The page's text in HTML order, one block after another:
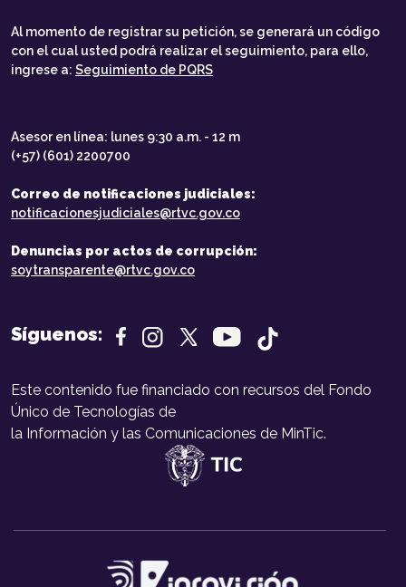
Al momento de registrar su petición, se generará un código
con el cual usted podrá realizar el seguimiento, para ello,
ingrese a: Seguimiento de PQRS
Asesor en línea: lunes 9:30 a.m. - 12 m
(+57) (601) 2200700
Correo de notificaciones judiciales:
notificacionesjudiciales@rtvc.gov.co
Denuncias por actos de corrupción:
soytransparente@rtvc.gov.co
Síguenos:
Este contenido fue financiado con recursos del Fondo
Único de Tecnologías de
la Información y las Comunicaciones de MinTic.